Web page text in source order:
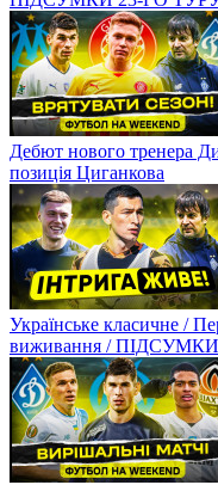
Дебют нового тренера
позиція Циганкова
Українське класичне /
виживання /